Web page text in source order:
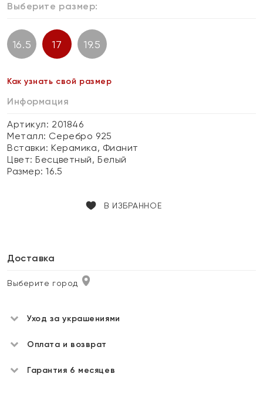
Выберите размер:
16.5 17 19.5
Как узнать свой размер
Информация
Артикул: 201846
Металл: Серебро 925
Вставки:Керамика, Фианит
Цвет:Бесцветный, Белый
Размер:16.5
В ИЗБРАННОЕ
Доставка
Выберите город
Уход за украшениями
Оплата и возврат
Гарантия 6 месяцев